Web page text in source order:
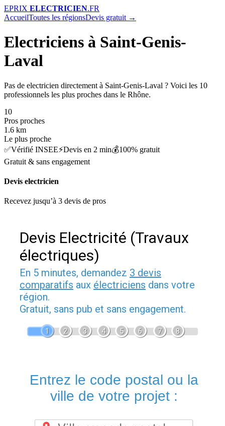
EPRIX ELECTRICIEN.FR
AccueilToutes les régionsDevis gratuit →
Electriciens à Saint-Genis-
Laval
Pas de electricien directement à Saint-Genis-Laval ? Voici les 10
professionnels les plus proches dans le Rhône.
10
Pros proches
1.6 km
Le plus proche
✅Vérifié INSEE⚡Devis en 2 min💰100% gratuit
Gratuit & sans engagement
Devis electricien
Recevez jusqu’à 3 devis de pros
Devis Electricité (Travaux
électriques)
En 5 minutes, demandez 3 devis
comparatifs aux électriciens dans votre
région.
Gratuit, sans pub et sans engagement.
1 2 3 4 5 6 7 8
Entrez le code postal ou la
ville de votre projet :